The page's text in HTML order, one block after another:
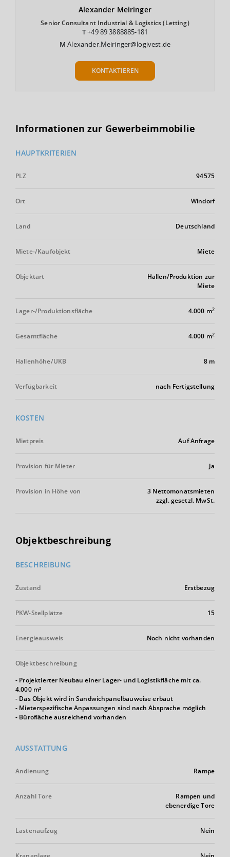
Alexander Meiringer
Senior Consultant Industrial & Logistics (Letting)
T+49 89 3888885-181
MAlexander.Meiringer@logivest.de
KONTAKTIEREN
Informationen zur Gewerbeimmobilie
HAUPTKRITERIEN
PLZ 94575
Ort Windorf
Land Deutschland
Miete-/Kaufobjekt Miete
Objektart
Hallen/Produktion zur
Miete
Lager-/Produktionsfläche 4.000 m2
Gesamtfläche 4.000 m2
Hallenhöhe/UKB 8 m
Verfügbarkeit nach Fertigstellung
KOSTEN
Mietpreis Auf Anfrage
Provision für Mieter Ja
Provision in Höhe von
3 Nettomonatsmieten
zzgl. gesetzl. MwSt.
Objektbeschreibung
BESCHREIBUNG
Zustand Erstbezug
PKW-Stellplätze 15
Energieausweis Noch nicht vorhanden
Objektbeschreibung
- Projektierter Neubau einer Lager- und Logistikfläche mit ca.
4.000 m²
- Das Objekt wird in Sandwichpanelbauweise erbaut
- Mieterspezifische Anpassungen sind nach Absprache möglich
- Bürofläche ausreichend vorhanden
AUSSTATTUNG
Andienung Rampe
Anzahl Tore
Rampen und
ebenerdige Tore
Lastenaufzug Nein